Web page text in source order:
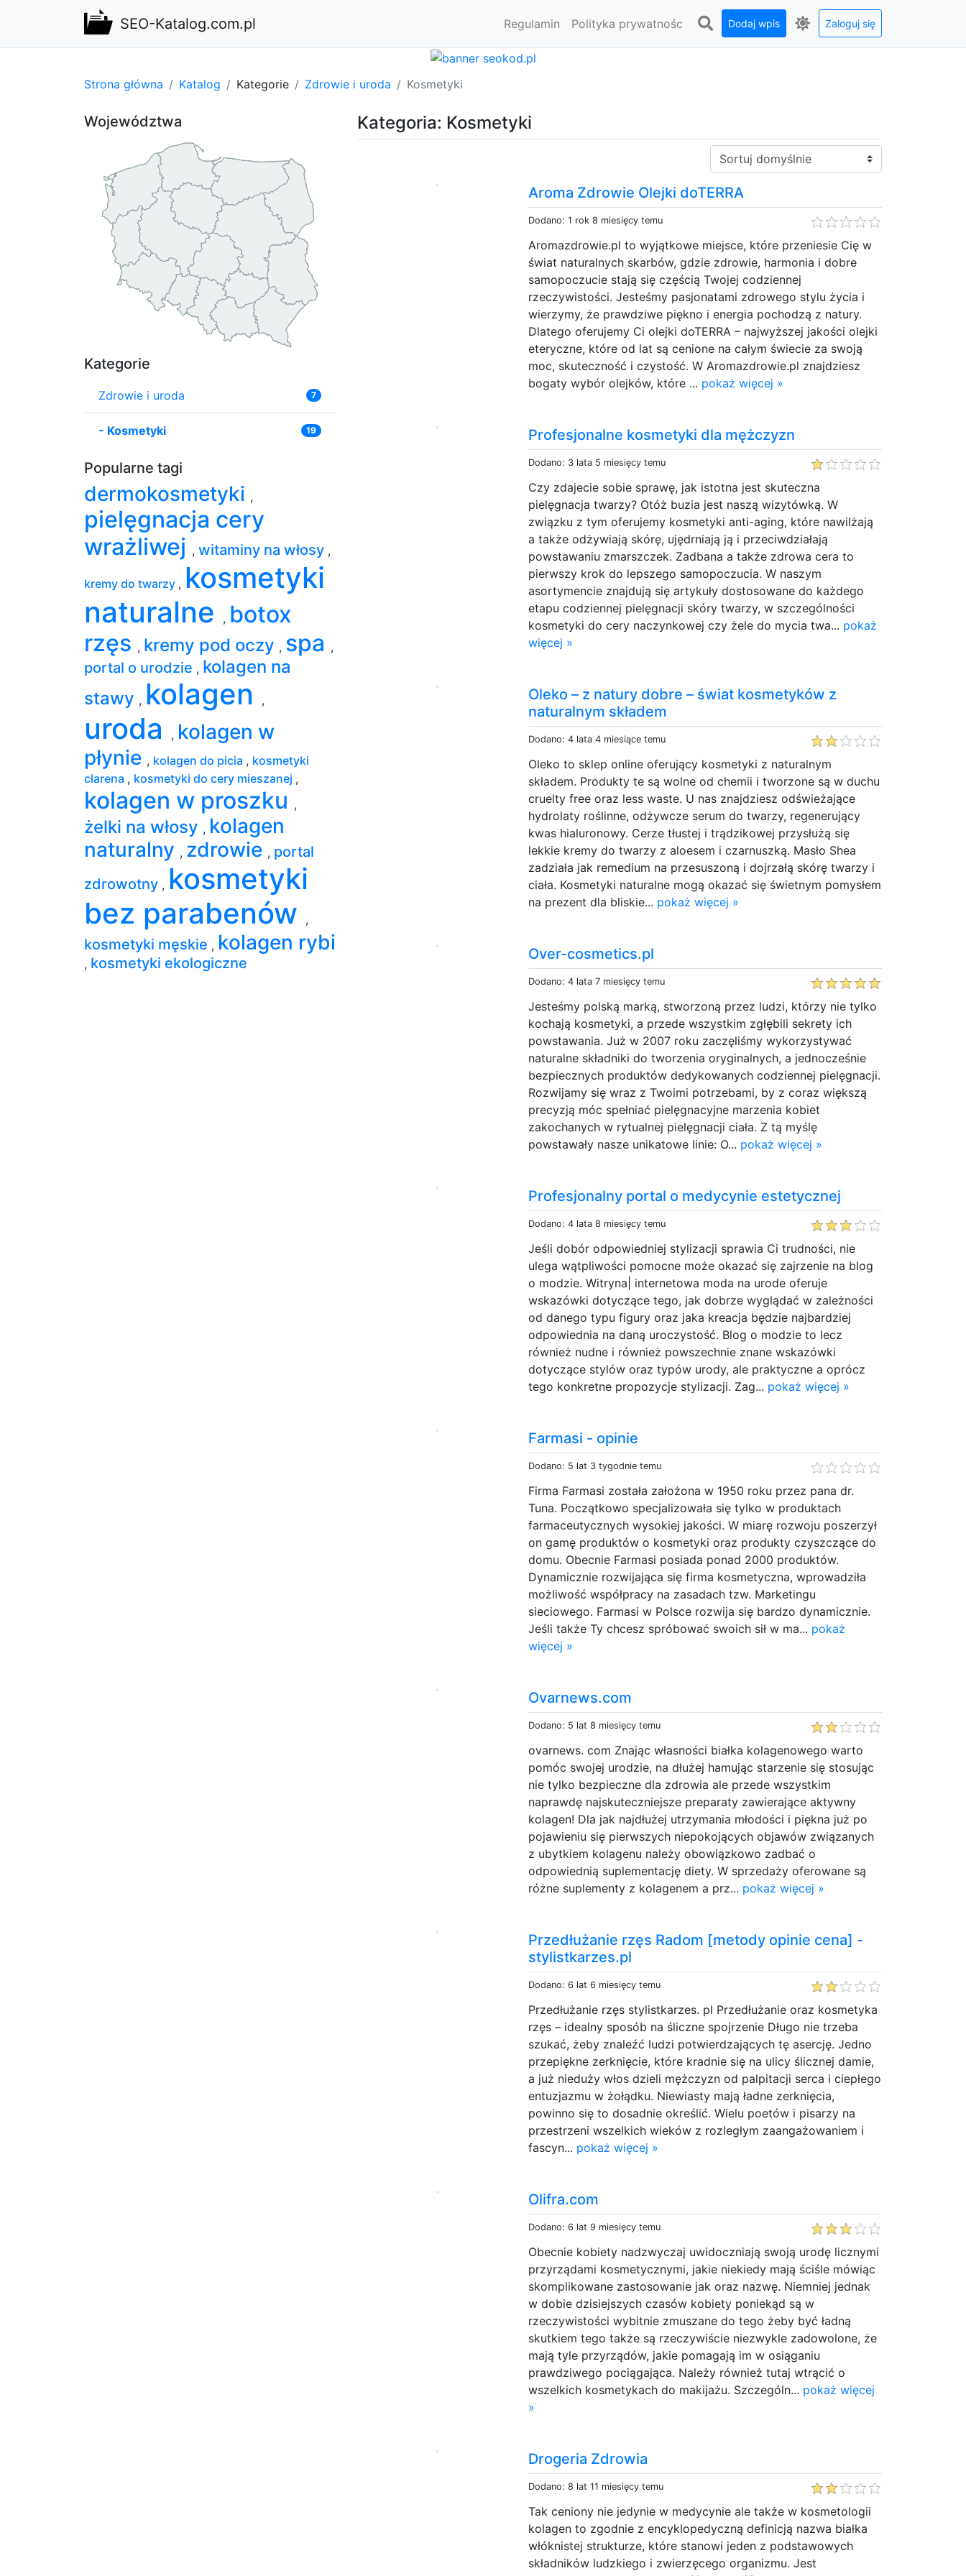
SEO-Katalog.com.pl Regulamin Polityka prywatnośc Dodaj wpis Zaloguj się
Strona główna Katalog Kategorie Zdrowie i uroda Kosmetyki
Kategoria: Kosmetyki
Sortuj:
Aroma Zdrowie Olejki doTERRA
Dodano: 1 rok 8 miesięcy temu
Aromazdrowie.pl to wyjątkowe miejsce, które przeniesie Cię w
świat naturalnych skarbów, gdzie zdrowie, harmonia i dobre
samopoczucie stają się częścią Twojej codziennej
rzeczywistości. Jesteśmy pasjonatami zdrowego stylu życia i
wierzymy, że prawdziwe piękno i energia pochodzą z natury.
Dlatego oferujemy Ci olejki doTERRA – najwyższej jakości olejki
eteryczne, które od lat są cenione na całym świecie za swoją
moc, skuteczność i czystość. W Aromazdrowie.pl znajdziesz
bogaty wybór olejków, które ... pokaż więcej »
Profesjonalne kosmetyki dla mężczyzn
Dodano: 3 lata 5 miesięcy temu
Czy zdajecie sobie sprawę, jak istotna jest skuteczna
pielęgnacja twarzy? Otóż buzia jest naszą wizytówką. W
związku z tym oferujemy kosmetyki anti-aging, które nawilżają
a także odżywiają skórę, ujędrniają ją i przeciwdziałają
powstawaniu zmarszczek. Zadbana a także zdrowa cera to
pierwszy krok do lepszego samopoczucia. W naszym
asortymencie znajdują się artykuły dostosowane do każdego
etapu codziennej pielęgnacji skóry twarzy, w szczególności
kosmetyki do cery naczynkowej czy żele do mycia twa... pokaż
więcej »
Oleko – z natury dobre – świat kosmetyków z
naturalnym składem
Dodano: 4 lata 4 miesiące temu
Oleko to sklep online oferujący kosmetyki z naturalnym
składem. Produkty te są wolne od chemii i tworzone są w duchu
cruelty free oraz less waste. U nas znajdziesz odświeżające
hydrolaty roślinne, odżywcze serum do twarzy, regenerujący
kwas hialuronowy. Cerze tłustej i trądzikowej przysłużą się
lekkie kremy do twarzy z aloesem i czarnuszką. Masło Shea
zadziała jak remedium na przesuszoną i dojrzałą skórę twarzy i
ciała. Kosmetyki naturalne mogą okazać się świetnym pomysłem
na prezent dla bliskie... pokaż więcej »
Over-cosmetics.pl
Dodano: 4 lata 7 miesięcy temu
Jesteśmy polską marką, stworzoną przez ludzi, którzy nie tylko
kochają kosmetyki, a przede wszystkim zgłębili sekrety ich
powstawania. Już w 2007 roku zaczęliśmy wykorzystywać
naturalne składniki do tworzenia oryginalnych, a jednocześnie
bezpiecznych produktów dedykowanych codziennej pielęgnacji.
Rozwijamy się wraz z Twoimi potrzebami, by z coraz większą
precyzją móc spełniać pielęgnacyjne marzenia kobiet
zakochanych w rytualnej pielęgnacji ciała. Z tą myślę
powstawały nasze unikatowe linie: O... pokaż więcej »
Profesjonalny portal o medycynie estetycznej
Dodano: 4 lata 8 miesięcy temu
Jeśli dobór odpowiedniej stylizacji sprawia Ci trudności, nie
ulega wątpliwości pomocne może okazać się zajrzenie na blog
o modzie. Witryna| internetowa moda na urode oferuje
wskazówki dotyczące tego, jak dobrze wyglądać w zależności
od danego typu figury oraz jaka kreacja będzie najbardziej
odpowiednia na daną uroczystość. Blog o modzie to lecz
również nudne i również powszechnie znane wskazówki
dotyczące stylów oraz typów urody, ale praktyczne a oprócz
tego konkretne propozycje stylizacji. Zag... pokaż więcej »
Farmasi - opinie
Dodano: 5 lat 3 tygodnie temu
Firma Farmasi została założona w 1950 roku przez pana dr.
Tuna. Początkowo specjalizowała się tylko w produktach
farmaceutycznych wysokiej jakości. W miarę rozwoju poszerzył
on gamę produktów o kosmetyki oraz produkty czyszczące do
domu. Obecnie Farmasi posiada ponad 2000 produktów.
Dynamicznie rozwijająca się firma kosmetyczna, wprowadziła
możliwość współpracy na zasadach tzw. Marketingu
sieciowego. Farmasi w Polsce rozwija się bardzo dynamicznie.
Jeśli także Ty chcesz spróbować swoich sił w ma... pokaż
więcej »
Ovarnews.com
Dodano: 5 lat 8 miesięcy temu
ovarnews. com Znając własności białka kolagenowego warto
pomóc swojej urodzie, na dłużej hamując starzenie się stosując
nie tylko bezpieczne dla zdrowia ale przede wszystkim
naprawdę najskuteczniejsze preparaty zawierające aktywny
kolagen! Dla jak najdłużej utrzymania młodości i piękna już po
pojawieniu się pierwszych niepokojących objawów związanych
z ubytkiem kolagenu należy obowiązkowo zadbać o
odpowiednią suplementację diety. W sprzedaży oferowane są
różne suplementy z kolagenem a prz... pokaż więcej »
Przedłużanie rzęs Radom [metody opinie cena] -
stylistkarzes.pl
Dodano: 6 lat 6 miesięcy temu
Przedłużanie rzęs stylistkarzes. pl Przedłużanie oraz kosmetyka
rzęs – idealny sposób na śliczne spojrzenie Długo nie trzeba
szukać, żeby znaleźć ludzi potwierdzających tę asercję. Jedno
przepiękne zerknięcie, które kradnie się na ulicy ślicznej damie,
a już nieduży włos dzieli mężczyzn od palpitacji serca i ciepłego
entuzjazmu w żołądku. Niewiasty mają ładne zerknięcia,
powinno się to dosadnie określić. Wielu poetów i pisarzy na
przestrzeni wszelkich wieków z rozległym zaangażowaniem i
fascyn... pokaż więcej »
Olifra.com
Dodano: 6 lat 9 miesięcy temu
Obecnie kobiety nadzwyczaj uwidoczniają swoją urodę licznymi
przyrządami kosmetycznymi, jakie niekiedy mają ściśle mówiąc
skomplikowane zastosowanie jak oraz nazwę. Niemniej jednak
w dobie dzisiejszych czasów kobiety poniekąd są w
rzeczywistości wybitnie zmuszane do tego żeby być ładną
skutkiem tego także są rzeczywiście niezwykle zadowolone, że
mają tyle przyrządów, jakie pomagają im w osiąganiu
prawdziwego pociągająca. Należy również tutaj wtrącić o
wszelkich kosmetykach do makijażu. Szczególn... pokaż więcej
»
Drogeria Zdrowia
Dodano: 8 lat 11 miesięcy temu
Tak ceniony nie jedynie w medycynie ale także w kosmetologii
kolagen to zgodnie z encyklopedyczną definicją nazwa białka
włóknistej strukturze, które stanowi jeden z podstawowych
składników ludzkiego i zwierzęcego organizmu. Jest
Województwa
Kategorie
Zdrowie i uroda 7
- Kosmetyki 19
Popularne tagi
dermokosmetyki ,
pielęgnacja cery
wrażliwej , witaminy na włosy ,
kremy do twarzy , kosmetyki
naturalne
, botox
rzęs , kremy pod oczy , spa ,
portal o urodzie , kolagen na
stawy , kolagen ,
uroda , kolagen w
płynie , kolagen do picia , kosmetyki
clarena , kosmetyki do cery mieszanej ,
kolagen w proszku ,
żelki na włosy , kolagen
naturalny , zdrowie , portal
zdrowotny , kosmetyki
bez parabenów
,
kosmetyki męskie , kolagen rybi
, kosmetyki ekologiczne